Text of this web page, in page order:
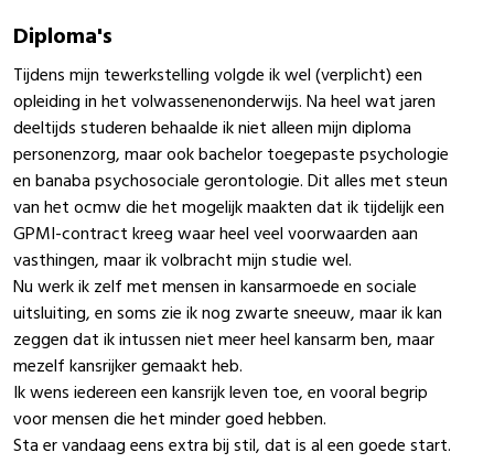
Diploma's
Tijdens mijn tewerkstelling volgde ik wel (verplicht) een
opleiding in het volwassenenonderwijs. Na heel wat jaren
deeltijds studeren behaalde ik niet alleen mijn diploma
personenzorg, maar ook bachelor toegepaste psychologie
en banaba psychosociale gerontologie. Dit alles met steun
van het ocmw die het mogelijk maakten dat ik tijdelijk een
GPMI-contract kreeg waar heel veel voorwaarden aan
vasthingen, maar ik volbracht mijn studie wel.
Nu werk ik zelf met mensen in kansarmoede en sociale
uitsluiting, en soms zie ik nog zwarte sneeuw, maar ik kan
zeggen dat ik intussen niet meer heel kansarm ben, maar
mezelf kansrijker gemaakt heb.
Ik wens iedereen een kansrijk leven toe, en vooral begrip
voor mensen die het minder goed hebben.
Sta er vandaag eens extra bij stil, dat is al een goede start.